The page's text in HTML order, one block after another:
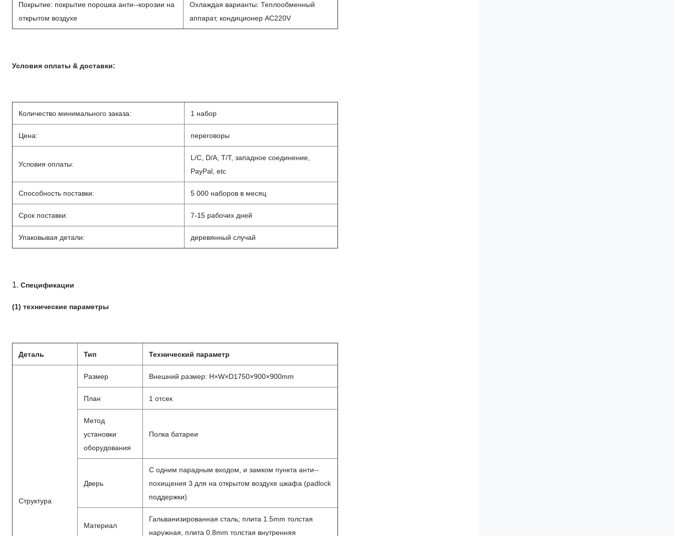
Покрытие: покрытие порошка анти--корозии на
открытом воздухе
Охлаждая варианты: Теплообменный
аппарат, кондиционер AC220V
Условия оплаты & доставки:
Количество минимального заказа: 1 набор
Цена: переговоры
Условия оплаты:
L/C, D/A, T/T, западное соединение,
PayPal, etc
Способность поставки: 5 000 наборов в месяц
Срок поставки: 7-15 рабочих дней
Упаковывая детали: деревянный случай
1. Спецификации
(1) технические параметры
Деталь Тип Технический параметр
Структура
Размер Внешний размер: H×W×D1750×900×900mm
План 1 отсек
Метод
установки
оборудования
Полка батареи
Дверь
С одним парадным входом, и замком пункта анти--
похищения 3 для на открытом воздухе шкафа (padlock
поддержки)
Материал
Гальванизированная сталь; плита 1.5mm толстая
наружная, плита 0.8mm толстая внутренняя